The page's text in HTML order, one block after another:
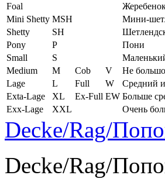
Foal
Mini Shetty MSH
Мини-
Shetty
SH
Pony
P
Пони
Small
S
Medium
M Cob V
Не
Lage
L Full W
Средний
Exta-Lage
XL Ex-Full EW Больше
Exx-Lage
XXL Очень
Decke/Rag/
Decke/Rag/